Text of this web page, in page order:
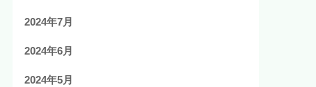
2024年7月
2024年6月
2024年5月